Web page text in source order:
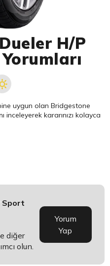
H/P
uygun olanBridgestone
inceleyerek kararınızı kolayca
Sport
diğer
olun.
Yorum
Yap